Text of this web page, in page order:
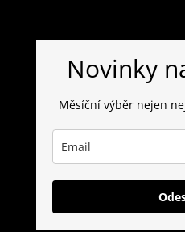
Novinky
Měsíční výběr nejen